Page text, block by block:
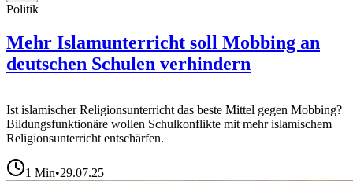
Politik
Mehr Islamunterricht soll Mobbing an
deutschen Schulen verhindern
Ist islamischer Religionsunterricht das beste Mittel gegen Mobbing?
Bildungsfunktionäre wollen Schulkonflikte mit mehr islamischem
Religionsunterricht entschärfen.
1 Min•29.07.25